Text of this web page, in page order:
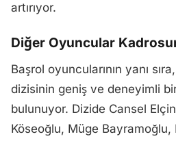
artırıyor.
Diğer Oyuncular
Başrol oyuncularının yanı
dizisinin geniş ve deneyimli
bulunuyor. Dizide Cansel
Köseoğlu, Müge Bayramoğlu,